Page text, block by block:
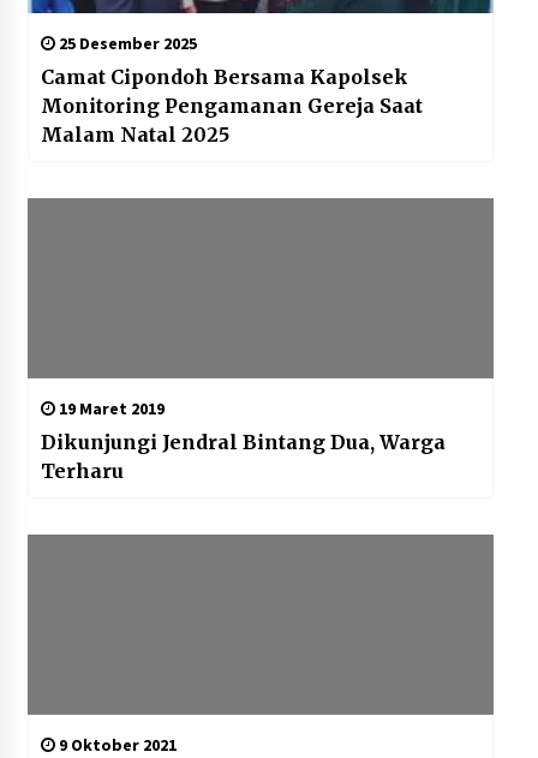
25 Desember 2025
Camat Cipondoh Bersama Kapolsek
Monitoring Pengamanan Gereja Saat
Malam Natal 2025
19 Maret 2019
Dikunjungi Jendral Bintang Dua, Warga
Terharu
9 Oktober 2021